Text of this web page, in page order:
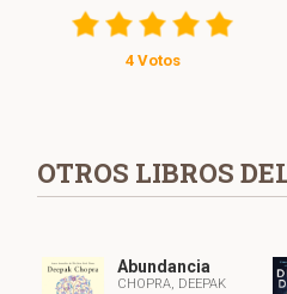
4 Votos
OTROS LIBROS
Abundancia
CHOPRA, DEEPAK